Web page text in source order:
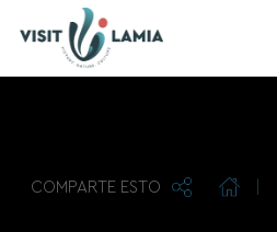
COMPARTE ESTO